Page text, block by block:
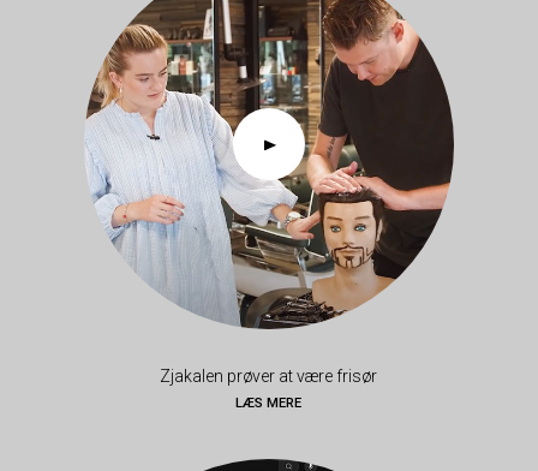
Zjakalen prøver at være frisør
LÆS MERE